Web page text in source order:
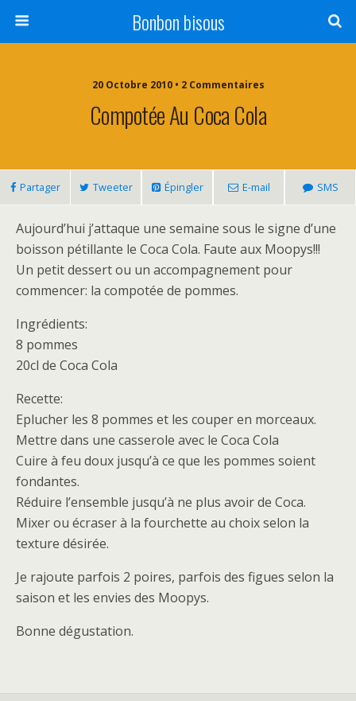
Bonbon bisous
20 Octobre 2010 • 2 Commentaires
Compotée Au Coca Cola
Partager Tweeter Épingler E-mail SMS
Aujourd’hui j’attaque une semaine sous le signe d’une
boisson pétillante le Coca Cola. Faute aux Moopys!!!
Un petit dessert ou un accompagnement pour
commencer: la compotée de pommes.
Ingrédients:
8 pommes
20cl de Coca Cola
Recette:
Eplucher les 8 pommes et les couper en morceaux.
Mettre dans une casserole avec le Coca Cola
Cuire à feu doux jusqu’à ce que les pommes soient
fondantes.
Réduire l’ensemble jusqu’à ne plus avoir de Coca.
Mixer ou écraser à la fourchette au choix selon la
texture désirée.
Je rajoute parfois 2 poires, parfois des figues selon la
saison et les envies des Moopys.
Bonne dégustation.